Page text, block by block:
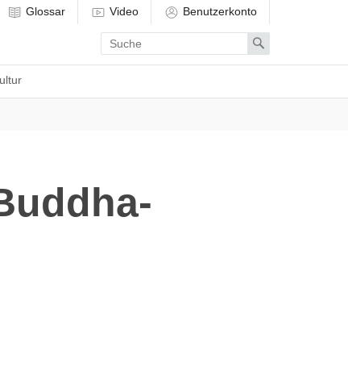
Glossar Video Benutzerkonto
Enter
search
term
Search